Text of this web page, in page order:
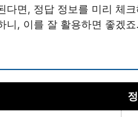
다면, 정답 정보를 미리 체
니, 이를 잘 활용하면 좋겠죠.